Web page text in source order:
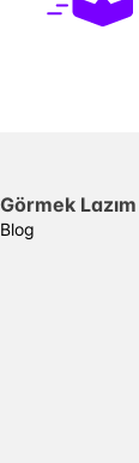
Görmek Lazım
Blog